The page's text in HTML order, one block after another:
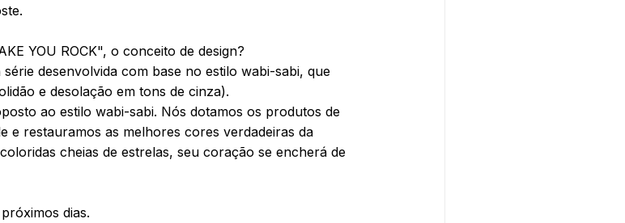
YOU ROCK", o conceito de design?
desenvolvida com base no estilo wabi-sabi, que
e desolação em tons de cinza).
ao estilo wabi-sabi. Nós dotamos os produtos de
e restauramos as melhores cores verdadeiras da
cheias de estrelas, seu coração se encherá de
dias.